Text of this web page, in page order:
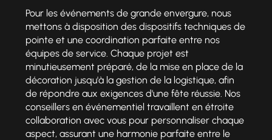
Pour les événements de grande envergure, nous
mettons à disposition des dispositifs techniques de
pointe et une coordination parfaite entre nos
équipes de service. Chaque projet est
minutieusement préparé, de la mise en place de la
décoration jusqu'à la gestion de la logistique, afin
de répondre aux exigences d'une fête réussie. Nos
conseillers en événementiel travaillent en étroite
collaboration avec vous pour personnaliser chaque
aspect, assurant une harmonie parfaite entre le